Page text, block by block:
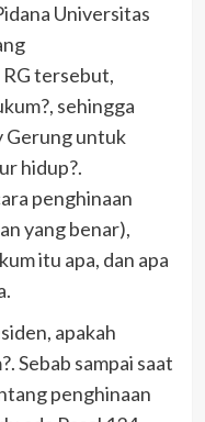
Universitas
RG tersebut,
sehingga
Gerung untuk
hidup?.
penghinaan
yang benar),
itu apa, dan apa
apakah
Sebab sampai saat
penghinaan